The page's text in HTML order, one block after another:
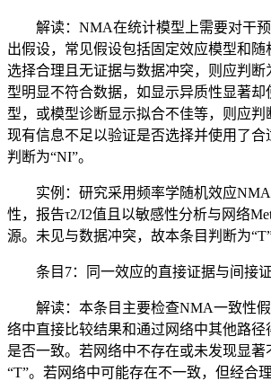
解读：NMA在统计模型上需要对干
出假设，常见假设包括固定效应模型和随
选择合理且无证据与数据冲突，则应判断
型明显不符合数据，如显示异质性显著却
型，或模型诊断显示拟合不佳等，则应判
现有信息不足以验证是否选择并使用了合
判断为“NI”。
实例：研究采用频率学随机效应
性，报告τ2/I2值且以敏感性分析与网络
源。未见与数据冲突，故本条目判断为“T”
条目7：同一效应的直接证据与间接
解读：本条目主要检查NMA一致性
络中直接比较结果和通过网络中其他路径
是否一致。若网络中不存在或未发现显著
“T”。若网络中可能存在不一致，但经合